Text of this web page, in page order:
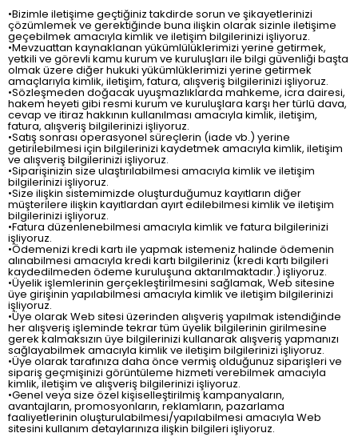
•Bizimle iletişime geçtiğiniz takdirde sorun ve şikayetlerinizi
çözümlemek ve gerektiğinde buna ilişkin olarak sizinle iletişime
geçebilmek amacıyla kimlik ve iletişim bilgilerinizi işliyoruz.
•Mevzuattan kaynaklanan yükümlülüklerimizi yerine getirmek,
yetkili ve görevli kamu kurum ve kuruluşları ile bilgi güvenliği başta
olmak üzere diğer hukuki yükümlüklerimizi yerine getirmek
amaçlarıyla kimlik, iletişim, fatura, alışveriş bilgilerinizi işliyoruz.
•Sözleşmeden doğacak uyuşmazlıklarda mahkeme, icra dairesi,
hakem heyeti gibi resmi kurum ve kuruluşlara karşı her türlü dava,
cevap ve itiraz hakkının kullanılması amacıyla kimlik, iletişim,
fatura, alışveriş bilgilerinizi işliyoruz.
•Satış sonrası operasyonel süreçlerin (iade vb.) yerine
getirilebilmesi için bilgilerinizi kaydetmek amacıyla kimlik, iletişim
ve alışveriş bilgilerinizi işliyoruz.
•Siparişinizin size ulaştırılabilmesi amacıyla kimlik ve iletişim
bilgilerinizi işliyoruz.
•Size ilişkin sistemimizde oluşturduğumuz kayıtların diğer
müşterilere ilişkin kayıtlardan ayırt edilebilmesi kimlik ve iletişim
bilgilerinizi işliyoruz.
•Fatura düzenlenebilmesi amacıyla kimlik ve fatura bilgilerinizi
işliyoruz.
•Ödemenizi kredi kartı ile yapmak istemeniz halinde ödemenin
alınabilmesi amacıyla kredi kartı bilgileriniz (kredi kartı bilgileri
kaydedilmeden ödeme kuruluşuna aktarılmaktadır.) işliyoruz.
•Üyelik işlemlerinin gerçekleştirilmesini sağlamak, Web sitesine
üye girişinin yapılabilmesi amacıyla kimlik ve iletişim bilgilerinizi
işliyoruz.
•Üye olarak Web sitesi üzerinden alışveriş yapılmak istendiğinde
her alışveriş işleminde tekrar tüm üyelik bilgilerinin girilmesine
gerek kalmaksızın üye bilgilerinizi kullanarak alışveriş yapmanızı
sağlayabilmek amacıyla kimlik ve iletişim bilgilerinizi işliyoruz.
•Üye olarak tarafınıza daha önce vermiş olduğunuz siparişleri ve
sipariş geçmişinizi görüntüleme hizmeti verebilmek amacıyla
kimlik, iletişim ve alışveriş bilgilerinizi işliyoruz.
•Genel veya size özel kişiselleştirilmiş kampanyaların,
avantajların, promosyonların, reklamların, pazarlama
faaliyetlerinin oluşturulabilmesi/yapılabilmesi amacıyla Web
sitesini kullanım detaylarınıza ilişkin bilgileri işliyoruz.